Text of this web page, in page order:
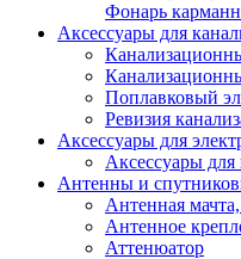
Фонарь
Аксессуары для
Поплавковый
Ревизия
Аксессуары для
Аксессуары
Антенны и
Антенная
Антенное
Аттенюатор